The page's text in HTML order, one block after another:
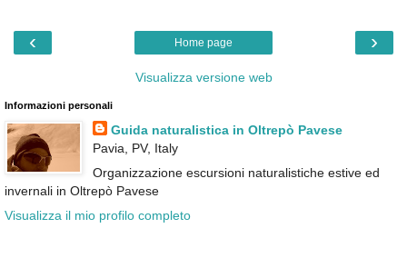
‹ ›
Home page
Visualizza versione web
Informazioni personali
Guida naturalistica in Oltrepò Pavese
Pavia, PV, Italy
Organizzazione escursioni naturalistiche estive ed
invernali in Oltrepò Pavese
Visualizza il mio profilo completo